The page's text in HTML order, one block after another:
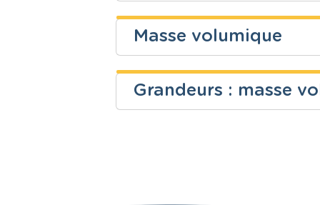
Secondaire
Masse volumique
Grandeurs : masse